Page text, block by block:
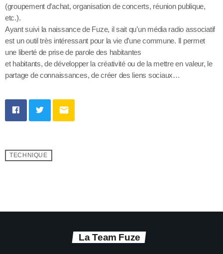
(groupement d’achat, organisation de concerts, réunion publique,
etc.).
Ayant suivi la naissance de Fuze, il sait qu’un média radio associatif
est un outil très intéressant pour la vie d’une commune. Il permet
une liberté de prise de parole des habitantes
et habitants, de développer la créativité ou de la mettre en valeur, le
partage de connaissances, de créer des liens sociaux…
email
TECHNIQUE
La Team Fuze